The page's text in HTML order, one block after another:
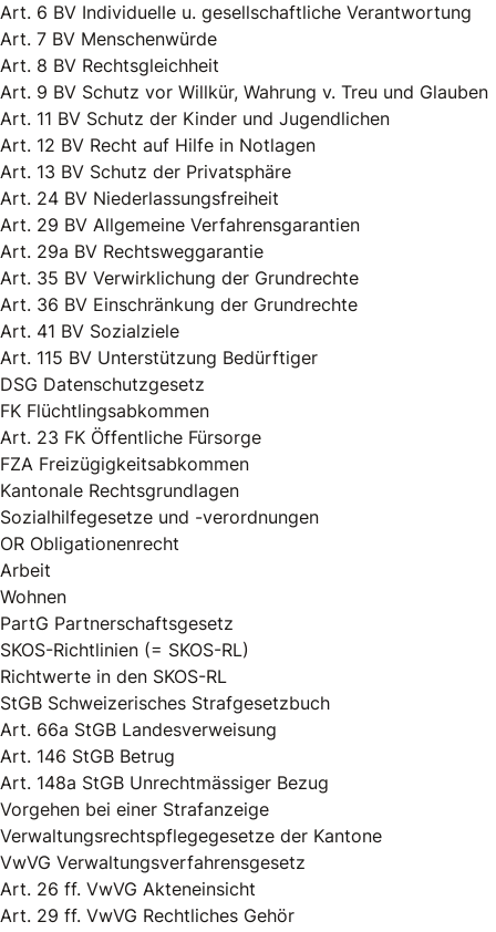
Art. 6 BV Individuelle u. gesellschaftliche Verantwortung
Art. 7 BV Menschenwürde
Art. 8 BV Rechtsgleichheit
Art. 9 BV Schutz vor Willkür, Wahrung v. Treu und Glauben
Art. 11 BV Schutz der Kinder und Jugendlichen
Art. 12 BV Recht auf Hilfe in Notlagen
Art. 13 BV Schutz der Privatsphäre
Art. 24 BV Niederlassungsfreiheit
Art. 29 BV Allgemeine Verfahrensgarantien
Art. 29a BV Rechtsweggarantie
Art. 35 BV Verwirklichung der Grundrechte
Art. 36 BV Einschränkung der Grundrechte
Art. 41 BV Sozialziele
Art. 115 BV Unterstützung Bedürftiger
DSG Datenschutzgesetz
FK Flüchtlingsabkommen
Art. 23 FK Öffentliche Fürsorge
FZA Freizügigkeitsabkommen
Kantonale Rechtsgrundlagen
Sozialhilfegesetze und -verordnungen
OR Obligationenrecht
Arbeit
Wohnen
PartG Partnerschaftsgesetz
SKOS-Richtlinien (= SKOS-RL)
Richtwerte in den SKOS-RL
StGB Schweizerisches Strafgesetzbuch
Art. 66a StGB Landesverweisung
Art. 146 StGB Betrug
Art. 148a StGB Unrechtmässiger Bezug
Vorgehen bei einer Strafanzeige
Verwaltungsrechtspflegegesetze der Kantone
VwVG Verwaltungsverfahrensgesetz
Art. 26 ff. VwVG Akteneinsicht
Art. 29 ff. VwVG Rechtliches Gehör